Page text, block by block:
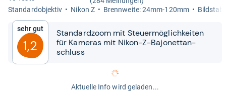
Stan­dar­d­ob­jek­tiv
Nikon Z Brenn­weite: 24mm-​120mm
Sehr gut
1,2
Stan­dard­zoom mit Steu­er­mög­lich­kei­ten
für Kame­ras mit Nikon-​​Z-​​Bajo­net­t­an­
schluss
Aktuelle Info wird geladen...